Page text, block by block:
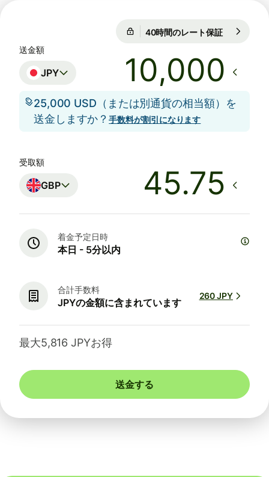
40時間のレート保証
送金額
JPY
25,000 USD（または別通貨の相当額）を
送金しますか？手数料が割引になります
受取額
GBP
着金予定日時
本日 - 5分以内
合計手数料
JPYの金額に含まれています
260 JPY
最大5,816 JPYお得
送金する